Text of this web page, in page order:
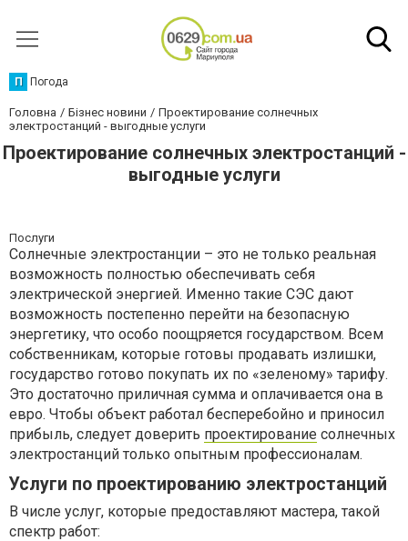
П Погода
Головна Бізнес новини
Проектирование солнечных
электростанций - выгодные услуги
Проектирование солнечных электростанций -
выгодные услуги
Послуги
Солнечные электростанции – это не только реальная
возможность полностью обеспечивать себя
электрической энергией. Именно такие СЭС дают
возможность постепенно перейти на безопасную
энергетику, что особо поощряется государством. Всем
собственникам, которые готовы продавать излишки,
государство готово покупать их по «зеленому» тарифу.
Это достаточно приличная сумма и оплачивается она в
евро. Чтобы объект работал бесперебойно и приносил
прибыль, следует доверить проектирование солнечных
электростанций только опытным профессионалам.
Услуги по проектированию электростанций
В числе услуг, которые предоставляют мастера, такой
спектр работ: